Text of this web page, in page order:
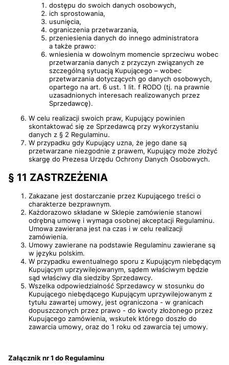
dostępu do swoich danych osobowych,
ich sprostowania,
usunięcia,
ograniczenia przetwarzania,
przeniesienia danych do innego administratora
a także prawo:
wniesienia w dowolnym momencie sprzeciwu wobec
przetwarzania danych z przyczyn związanych ze
szczególną sytuacją Kupującego – wobec
przetwarzania dotyczących go danych osobowych,
opartego na art. 6 ust. 1 lit. f RODO (tj. na prawnie
uzasadnionych interesach realizowanych przez
Sprzedawcę).
W celu realizacji swoich praw, Kupujący powinien
skontaktować się ze Sprzedawcą przy wykorzystaniu
danych z § 2 Regulaminu.
W przypadku gdy Kupujący uzna, że jego dane są
przetwarzane niezgodnie z prawem, Kupujący może złożyć
skargę do Prezesa Urzędu Ochrony Danych Osobowych.
§ 11 ZASTRZEŻENIA
Zakazane jest dostarczanie przez Kupującego treści o
charakterze bezprawnym.
Każdorazowo składane w Sklepie zamówienie stanowi
odrębną umowę i wymaga osobnej akceptacji Regulaminu.
Umowa zawierana jest na czas i w celu realizacji
zamówienia.
Umowy zawierane na podstawie Regulaminu zawierane są
w języku polskim.
W przypadku ewentualnego sporu z Kupującym niebędącym
Kupującym uprzywilejowanym, sądem właściwym będzie
sąd właściwy dla siedziby Sprzedawcy.
Wszelka odpowiedzialność Sprzedawcy w stosunku do
Kupującego niebędącego Kupującym uprzywilejowanym z
tytułu zawartej umowy, jest ograniczona - w granicach
dopuszczonych przez prawo - do kwoty złożonego przez
Kupującego zamówienia, wskutek którego doszło do
zawarcia umowy, oraz do 1 roku od zawarcia tej umowy.
Załącznik nr 1 do Regulaminu